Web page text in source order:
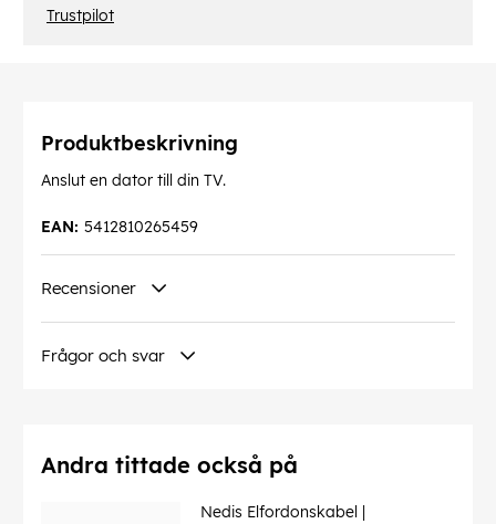
Trustpilot
Produktbeskrivning
Anslut en dator till din TV.
5412810265459
EAN:
Recensioner
Frågor och svar
Andra tittade också på
Nedis Elfordonskabel |